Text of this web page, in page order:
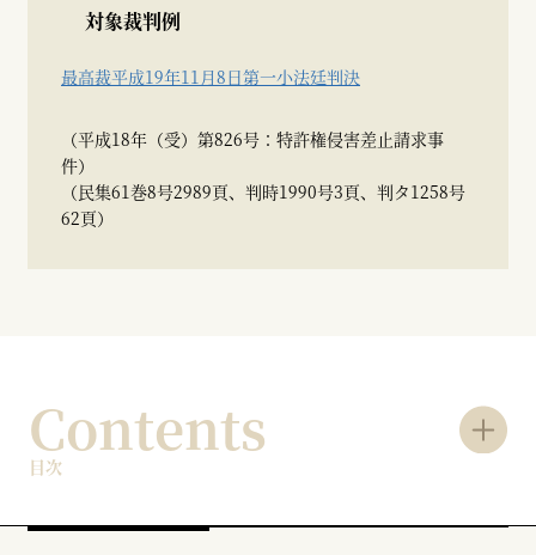
対象裁判例
最高裁平成19年11月8日第一小法廷判決
（平成18年（受）第826号：特許権侵害差止請求事
件）
（民集61巻8号2989頁、判時1990号3頁、判タ1258号
62頁）
Contents
目次